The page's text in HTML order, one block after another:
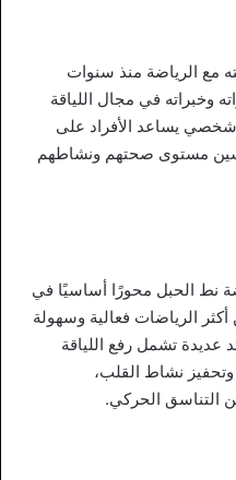
1990، وبدأ رحلته مع الرياضة منذ سنوات
وخبراته في مجال اللياقة
شخصي يساعد الأفراد على
مستوى صحتهم ونشاطهم
نط الحبل محورًا أساسيًا في
أكثر الرياضات فعالية وسهولة
عديدة تشمل رفع اللياقة
وتحفيز نشاط القلب،
التناسق الحركي.